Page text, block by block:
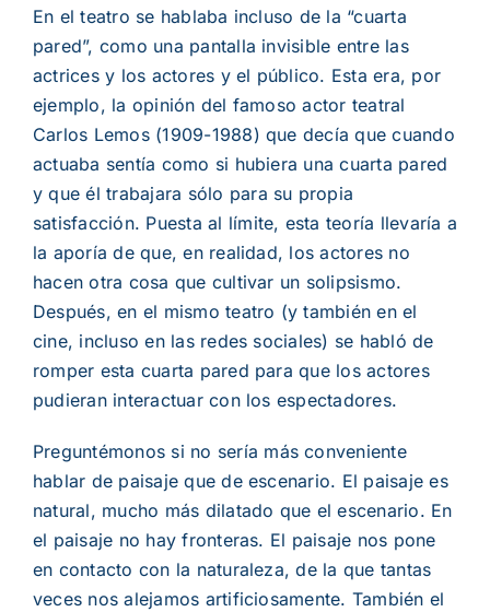
En el teatro se hablaba incluso de la “cuarta
pared”, como una pantalla invisible entre las
actrices y los actores y el público. Esta era, por
ejemplo, la opinión del famoso actor teatral
Carlos Lemos (1909-1988) que decía que cuando
actuaba sentía como si hubiera una cuarta pared
y que él trabajara sólo para su propia
satisfacción. Puesta al límite, esta teoría llevaría a
la aporía deque, en realidad, los actores no
hacen otra cosa que cultivar un solipsismo.
Después, en el mismo teatro (y también en el
cine, incluso en las redes sociales) se hablóde
romper esta cuarta pared para que los actores
pudieran interactuar con los espectadores.
Preguntémonos si no sería más conveniente
hablar de paisaje que de escenario. El paisaje es
natural, mucho más dilatado que el escenario. En
el paisaje no hay fronteras. El paisaje nos pone
en contacto con la naturaleza, de la que tantas
veces nos alejamos artificiosamente. También el